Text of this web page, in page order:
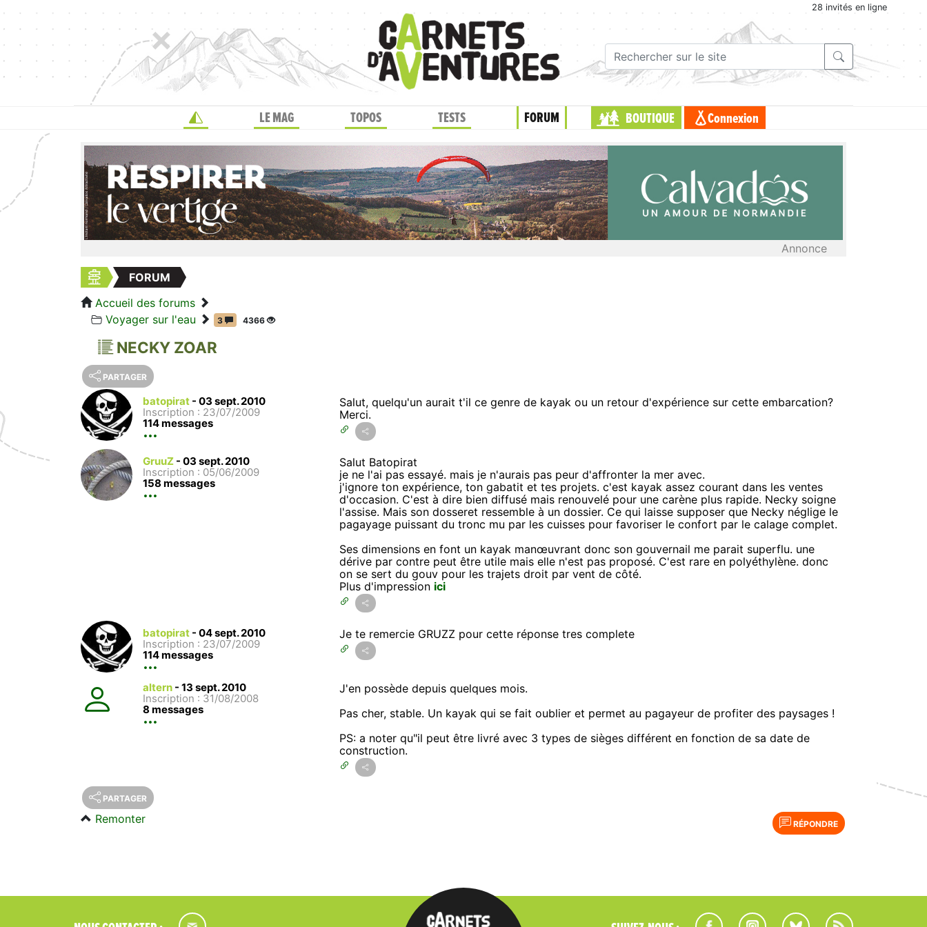
28 invités en ligne
LE MAG TOPOS TESTS FORUM BOUTIQUE Connexion
Annonce
FORUM
Accueil des forums
Voyager sur l'eau
3 4366
NECKY ZOAR
PARTAGER
batopirat - 03 sept. 2010
Inscription : 23/07/2009
114 messages
Salut, quelqu'un aurait t'il ce genre de kayak ou un retour d'expérience sur cette embarcation?
Merci.
GruuZ - 03 sept. 2010
Inscription : 05/06/2009
158 messages
Salut Batopirat
je ne l'ai pas essayé. mais je n'aurais pas peur d'affronter la mer avec.
j'ignore ton expérience, ton gabatit et tes projets. c'est kayak assez courant dans les ventes
d'occasion. C'est à dire bien diffusé mais renouvelé pour une carène plus rapide. Necky soigne
l'assise. Mais son dosseret ressemble à un dossier. Ce qui laisse supposer que Necky néglige le
pagayage puissant du tronc mu par les cuisses pour favoriser le confort par le calage complet.
Ses dimensions en font un kayak manœuvrant donc son gouvernail me parait superflu. une
dérive par contre peut être utile mais elle n'est pas proposé. C'est rare en polyéthylène. donc
on se sert du gouv pour les trajets droit par vent de côté.
Plus d'impression ici
batopirat - 04 sept. 2010
Inscription : 23/07/2009
114 messages
Je te remercie GRUZZ pour cette réponse tres complete
altern - 13 sept. 2010
Inscription : 31/08/2008
8 messages
J'en possède depuis quelques mois.
Pas cher, stable. Un kayak qui se fait oublier et permet au pagayeur de profiter des paysages !
PS: a noter qu"il peut être livré avec 3 types de sièges différent en fonction de sa date de
construction.
PARTAGER
RÉPONDRE
Remonter